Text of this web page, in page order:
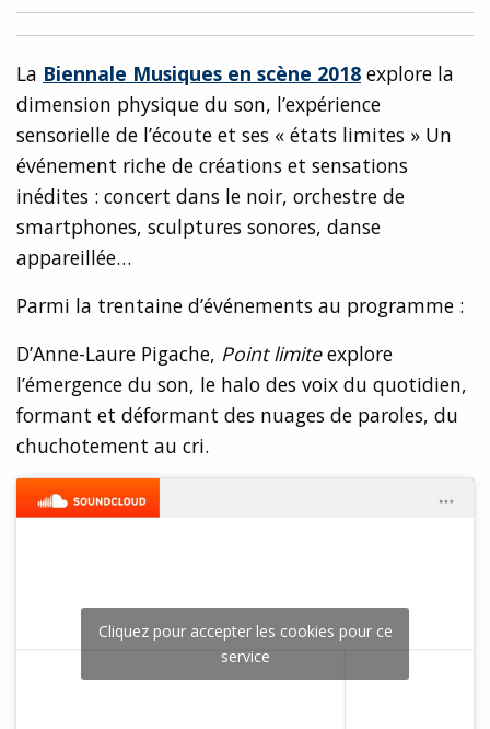
La Biennale Musiques en scène 2018 explore la
dimension physique du son, l’expérience
sensorielle de l’écoute et ses « états limites » Un
événement riche de créations et sensations
inédites : concert dans le noir, orchestre de
smartphones, sculptures sonores, danse
appareillée…
Parmi la trentaine d’événements au programme :
D’Anne-Laure Pigache, Point limiteexplore
l’émergence du son, le halo des voix du quotidien,
formant et déformant des nuages de paroles, du
chuchotement au cri.
Cliquez pour accepter les cookies pour ce
service